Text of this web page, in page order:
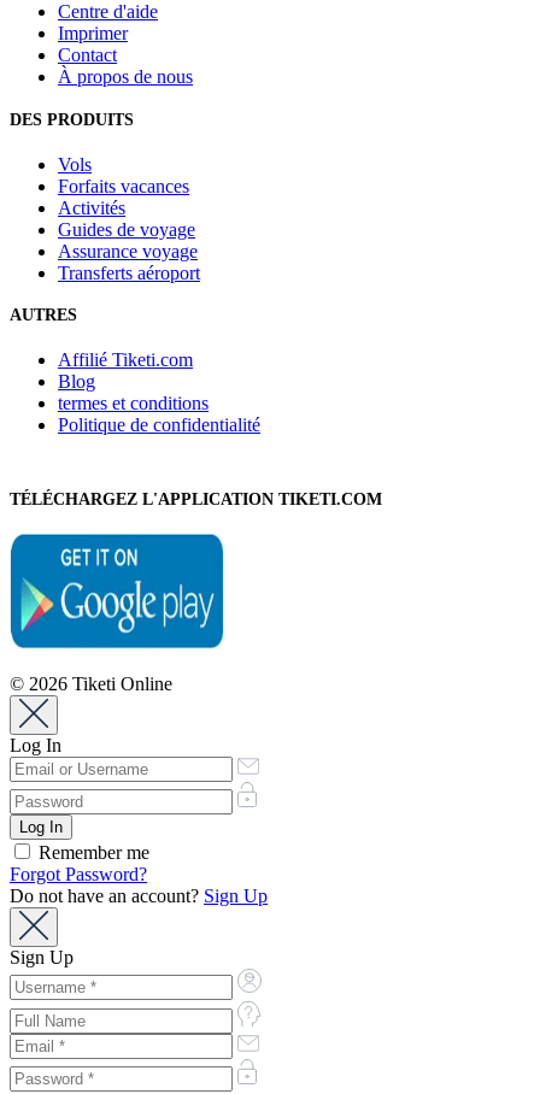
Centre d'aide
Imprimer
Contact
À propos de nous
DES PRODUITS
Vols
Forfaits vacances
Activités
Guides de voyage
Assurance voyage
Transferts aéroport
AUTRES
Affilié Tiketi.com
Blog
termes et conditions
Politique de confidentialité
TÉLÉCHARGEZ L'APPLICATION TIKETI.COM
© 2026 Tiketi Online
Log In
Remember me
Forgot Password?
Do not have an account? Sign Up
Sign Up